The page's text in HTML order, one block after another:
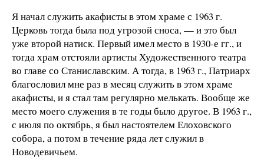
Я начал служить акафисты в этом храме с 1963 г.
Церковь тогда была под угрозой сноса, — и это был
уже второй натиск. Первый имел место в 1930-е гг., и
тогда храм отстояли артисты Художественного театра
во главе со Станиславским. А тогда, в 1963 г., Патриарх
благословил мне раз в месяц служить в этом храме
акафисты, и я стал там регулярно мелькать. Вообще же
место моего служения в те годы было другое. В 1963 г.,
с июля по октябрь, я был настоятелем Елоховского
собора, а потом в течение ряда лет служил в
Новодевичьем.